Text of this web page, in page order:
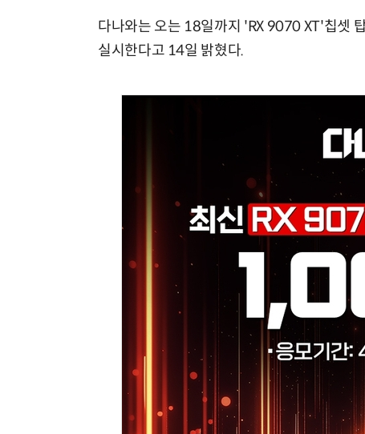
다나와는 오는 18일까지 'RX 9070 XT'칩셋
실시한다고 14일 밝혔다.